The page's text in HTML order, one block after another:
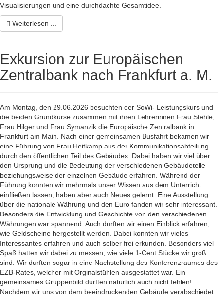
Visualisierungen und eine durchdachte Gesamtidee.
Weiterlesen ...
Exkursion zur Europäischen
Zentralbank nach Frankfurt a. M.
Am Montag, den 29.06.2026 besuchten der SoWi- Leistungskurs und
die beiden Grundkurse zusammen mit ihren Lehrerinnen Frau Stehle,
Frau Hilger und Frau Symanzik die Europäische Zentralbank in
Frankfurt am Main. Nach einer gemeinsamen Busfahrt bekamen wir
eine Führung von Frau Heitkamp aus der Kommunikationsabteilung
durch den öffentlichen Teil des Gebäudes. Dabei haben wir viel über
den Ursprung und die Bedeutung der verschiedenen Gebäudeteile
beziehungsweise der einzelnen Gebäude erfahren. Während der
Führung konnten wir mehrmals unser Wissen aus dem Unterricht
einfließen lassen, haben aber auch Neues gelernt. Eine Ausstellung
über die nationale Währung und den Euro fanden wir sehr interessant.
Besonders die Entwicklung und Geschichte von den verschiedenen
Währungen war spannend. Auch durften wir einen Einblick erfahren,
wie Geldscheine hergestellt werden. Dabei konnten wir vieles
Interessantes erfahren und auch selber frei erkunden. Besonders viel
Spaß hatten wir dabei zu messen, wie viele 1-Cent Stücke wir groß
sind. Wir durften sogar in eine Nachstellung des Konferenzraumes des
EZB-Rates, welcher mit Orginalstühlen ausgestattet war. Ein
gemeinsames Gruppenbild durften natürlich auch nicht fehlen!
Nachdem wir uns von dem beeindruckenden Gebäude verabschiedet